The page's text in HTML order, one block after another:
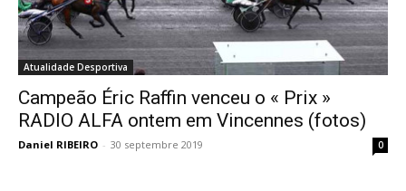
Atualidade Desportiva
Campeão Éric Raffin venceu o « Prix »
RADIO ALFA ontem em Vincennes (fotos)
Daniel RIBEIRO - 30 septembre 2019 0